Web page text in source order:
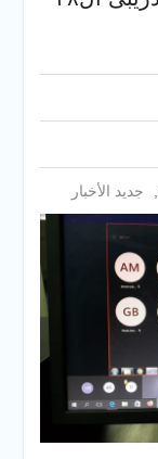
جديد الأخبار